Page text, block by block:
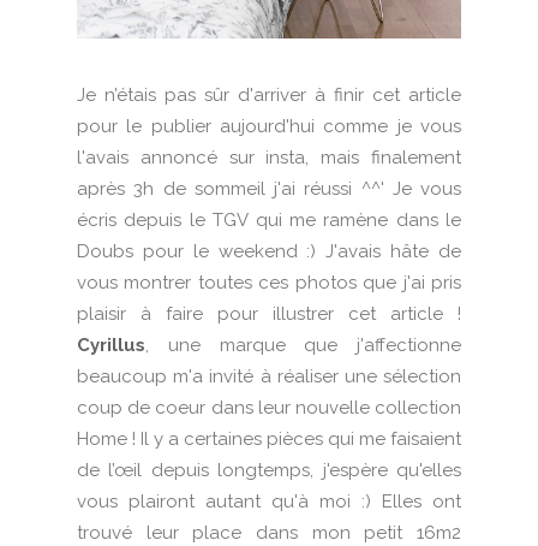
Je n’étais pas sûr d'arriver à finir cet article
pour le publier aujourd'hui comme je vous
l'avais annoncé sur insta, mais finalement
après 3h de sommeil j'ai réussi ^^' Je vous
écris depuis le TGV qui me ramène dans le
Doubs pour le weekend :) J'avais hâte de
vous montrer toutes ces photos que j'ai pris
plaisir à faire pour illustrer cet article !
Cyrillus, une marque que j'affectionne
beaucoup m'a invité à réaliser une sélection
coup de coeur dans leur nouvelle collection
Home ! Il y a certaines pièces qui me faisaient
de l’œil depuis longtemps, j'espère qu'elles
vous plairont autant qu'à moi :) Elles ont
trouvé leur place dans mon petit 16m2